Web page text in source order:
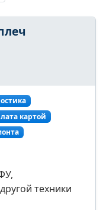
картой
техники